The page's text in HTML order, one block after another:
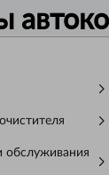
обслуживания